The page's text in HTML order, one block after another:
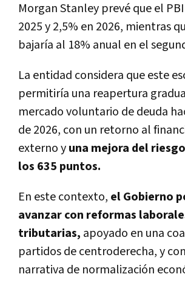
Morgan Stanley prevé que el
2025 y 2,5% en 2026, mientras
bajaría al 18% anual en el
La entidad considera que este
permitiría una reapertura
mercado voluntario de deuda
de 2026, con un retorno al
externo yuna mejora del
los 635 puntos.
En este contexto, el Gobierno
avanzar con reformas
tributarias, apoyado en una
partidos de centroderecha, y
narrativa de normalización